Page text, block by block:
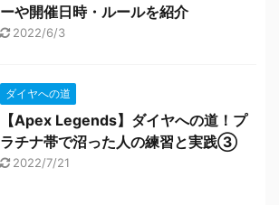
ーや開催日時・ルールを紹介
2022/6/3
ダイヤへの道
【Apex Legends】ダイヤへの道！プ
ラチナ帯で沼った人の練習と実践③
2022/7/21